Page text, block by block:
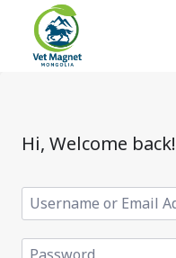
content
Hi, Welcome back!